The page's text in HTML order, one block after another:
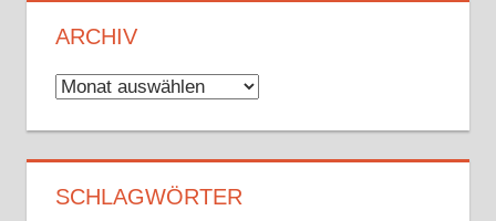
ARCHIV
Archiv
SCHLAGWÖRTER